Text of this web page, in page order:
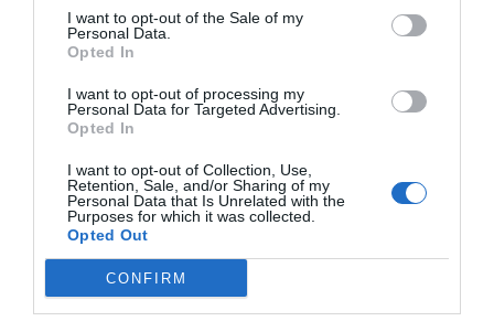
I want to opt-out of the Sale of my
Personal Data.
Opted In
I want to opt-out of processing my
Personal Data for Targeted Advertising.
Opted In
I want to opt-out of Collection, Use,
Retention, Sale, and/or Sharing of my
Personal Data that Is Unrelated with the
Purposes for which it was collected.
Opted Out
CONFIRM
2026. július 7.
Elhunyt Scherer Péter „Pepe” – aki
kedvenc színésze
AKTUÁLIS
2026. május 19.